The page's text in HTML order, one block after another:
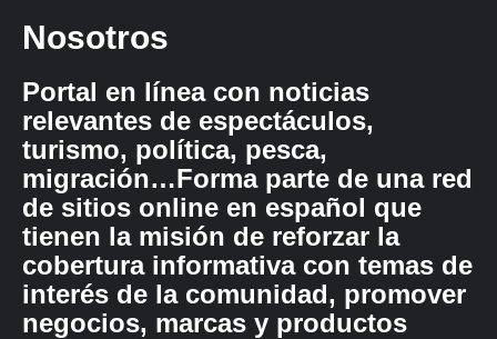
Nosotros
Portal en línea con noticias
relevantes de espectáculos,
turismo, política, pesca,
migración…Forma parte de una red
de sitios online en español que
tienen la misión de reforzar la
cobertura informativa con temas de
interés de la comunidad, promover
negocios, marcas y productos